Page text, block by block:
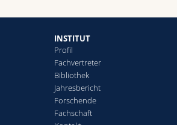
INSTITUT
Profil
Fachvertreter
Bibliothek
Jahresbericht
Forschende
Fachschaft